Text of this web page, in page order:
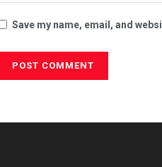
Save my name, email, and